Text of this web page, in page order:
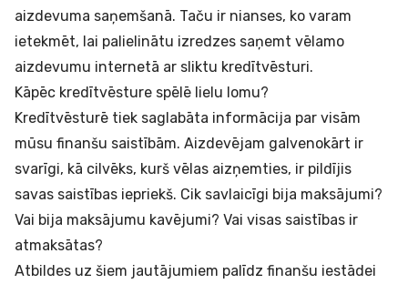
aizdevuma saņemšanā. Taču ir nianses, ko varam
ietekmēt, lai palielinātu izredzes saņemt vēlamo
aizdevumu internetā ar sliktu kredītvēsturi.
Kāpēc kredītvēsture spēlē lielu lomu?
Kredītvēsturē tiek saglabāta informācija par visām
mūsu finanšu saistībām. Aizdevējam galvenokārt ir
svarīgi, kā cilvēks, kurš vēlas aizņemties, ir pildījis
savas saistības iepriekš. Cik savlaicīgi bija maksājumi?
Vai bija maksājumu kavējumi? Vai visas saistības ir
atmaksātas?
Atbildes uz šiem jautājumiem palīdz finanšu iestādei